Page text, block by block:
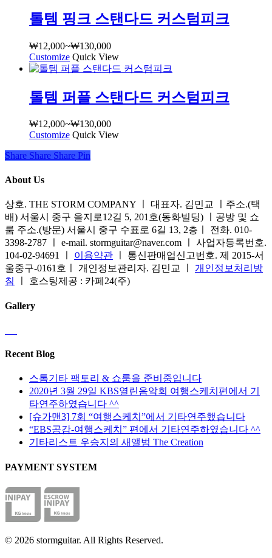
품
에
있
습
니
상
품
이
지
에
을
선
택
할
수
있
습
₩12,000~₩130,000
품
옵
션
이
이
품
에
있
습
다.
이
지
에
서
옵
션
을
니
다
톨템 핑크 스탠다드 커스텀피크
₩12,000~₩130,000가
격
범
₩12,000~₩130,000
Customize 여
러
품
옵
션
이
상
습
니
다.
상
품
페
이
선
택
할
수
있
습
다
Quick View
톨템 퍼플 스탠다드 커스텀피크
₩12,000~₩130,000가
격
Customize 여
러
상
션
이
이
상
품
에
있
습
지
에
서
옵
션
을
택
수
습
다
Quick View
Share
Share Share Share Pin
About Us
상호. THE STORM COMPANY ㅣ 대표자. 김민교 ㅣ주소.(택
배) 서울시 중구 을지로12길 5, 201호(동화빌딩) ㅣ공방 및 쇼
룸 주소.(방문) 서울시 중구 수표로 6길 13, 2층ㅣ 전화. 010-
3398-2787 ㅣ e-mail. stormguitar@naver.com ㅣ 사업자등록번호.
104-02-94691 ㅣ 이용약관 ㅣ 통신판매업신고번호. 제 2015-서
울중구-0161호ㅣ 개인정보관리자. 김민교 ㅣ 개인정보처리방
침
ㅣ 호스팅제공 : 카페24(주)
Gallery
Recent Blog
스톰기타 팩토리 & 쇼룸을 준비중입니다
2020년 3월 29일 KBS열린음악회 여행스케치편에서 기
타연주하였습니다 ^^
[슈가맨3] 7회 “여행스케치”에서 기타연주했습니다
“EBS공감-여행스케치” 편에서 기타연주하였습니다 ^^
기타리스트 우승지의 새앨범 The Creation
PAYMENT SYSTEM
© 2026 stormguitar. All Rights Reserved.